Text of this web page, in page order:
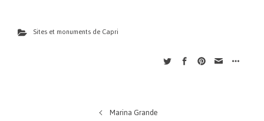
Sites et monuments de Capri
Marina Grande